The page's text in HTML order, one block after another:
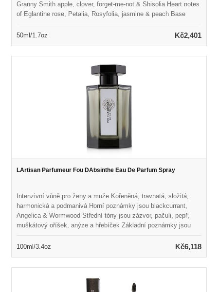
Granny Smith apple, clover, forget-me-not & Shisolia Heart notes
of Eglantine rose, Petalia, Rosyfolia, jasmine & peach Base
Launched in 2017 Suitable for spring or summer wear
50ml/1.7oz Kč2,401
LArtisan Parfumeur Fou DAbsinthe Eau De Parfum Spray
Intenzivní vůně pro ženy a muže Kořeněná, travnatá, složitá,
harmonická a podmanivá Horní poznámky jsou blackcurrant,
Angelica & Wormwood Střední tóny jsou zázvor, pačuli, pepř,
muškátový oříšek, anýze a hřebíček Základní poznámky jsou
pro každodenní nošení
100ml/3.4oz Kč6,118